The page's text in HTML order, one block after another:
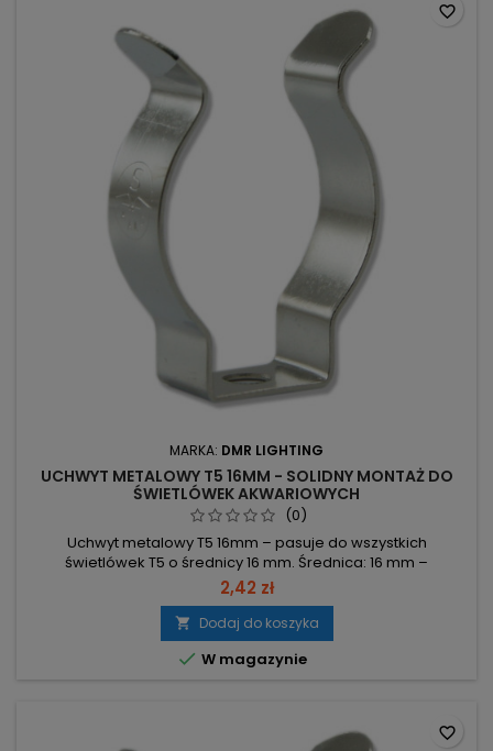
MARKA: DMR LIGHTING
UCHWYT METALOWY T5 16MM - SOLIDNY MONTAŻ DO
ŚWIETLÓWEK AKWARIOWYCH
(0)
Uchwyt metalowy T5 16mm – pasuje do wszystkich
świetlówek T5 o średnicy 16 mm. Średnica: 16 mm –
kompatybilny z świetlówkami T5. Materiał: metal – element
montażowy wykonany z metalu. Kompatybilność: pasuje do
wszystkich świetlówek T5.
2,42 zł
 Dodaj do koszyka
 W magazynie
favorite_border
favorite_border